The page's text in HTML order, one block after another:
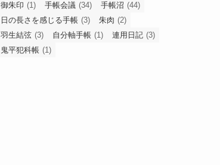
御朱印 (1) 手帳会議 (34) 手帳沼 (44)
日の長さを感じる手帳 (3) 朱肉 (2)
羽生結弦 (3) 自分軸手帳 (1) 連用日記 (3)
鬼平犯科帳 (1)